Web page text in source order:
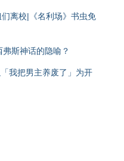
离校|《名利场》书虫免
斯神话的隐喻？
我把男主养废了」为开